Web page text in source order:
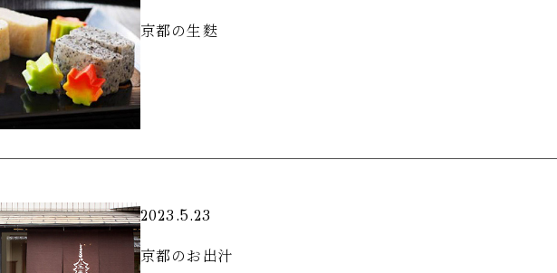
京都の生麩
2023.5.23
京都のお出汁